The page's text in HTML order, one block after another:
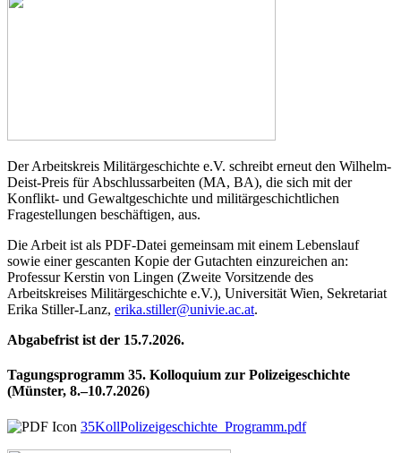
Der Arbeitskreis Militärgeschichte e.V. schreibt erneut den Wilhelm-
Deist-Preis für Abschlussarbeiten (MA, BA), die sich mit der
Konflikt- und Gewaltgeschichte und militärgeschichtlichen
Fragestellungen beschäftigen, aus.
Die Arbeit ist als PDF-Datei gemeinsam mit einem Lebenslauf
sowie einer gescanten Kopie der Gutachten einzureichen an:
Professur Kerstin von Lingen (Zweite Vorsitzende des
Arbeitskreises Militärgeschichte e.V.), Universität Wien, Sekretariat
Erika Stiller-Lanz, erika.stiller@univie.ac.at.
Abgabefrist ist der 15.7.2026.
Tagungsprogramm 35. Kolloquium zur Polizeigeschichte
(Münster, 8.–10.7.2026)
35KollPolizeigeschichte_Programm.pdf